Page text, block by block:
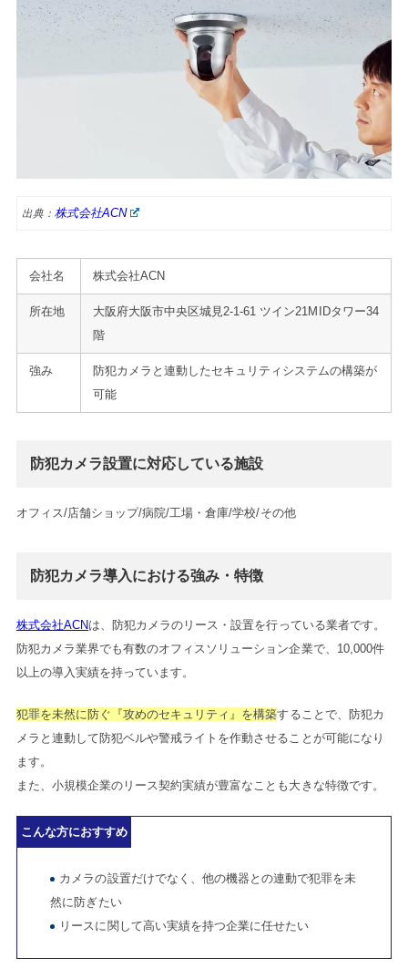
出典： 株式会社ACN
会社名 株式会社ACN
所在地
大阪府大阪市中央区城見2-1-61 ツイン21MIDタワー34
階
強み
防犯カメラと連動したセキュリティシステムの構築が
可能
防犯カメラ設置に対応している施設
オフィス/店舗ショップ/病院/工場・倉庫/学校/その他
防犯カメラ導入における強み・特徴
株式会社ACNは、防犯カメラのリース・設置を行っている業者です。
防犯カメラ業界でも有数のオフィスソリューション企業で、10,000件
以上の導入実績を持っています。
犯罪を未然に防ぐ『攻めのセキュリティ』を構築することで、防犯カ
メラと連動して防犯ベルや警戒ライトを作動させることが可能になり
ます。
また、小規模企業のリース契約実績が豊富なことも大きな特徴です。
こんな方におすすめ
カメラの設置だけでなく、他の機器との連動で犯罪を未
然に防ぎたい
リースに関して高い実績を持つ企業に任せたい